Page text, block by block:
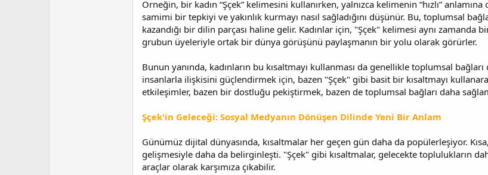
Örneğin, bir kadın “Şçek” kelimesini kullanırken, yalnızca kelimenin “hızlı”
samimi bir tepkiyi ve yakınlık kurmayı nasıl sağladığını düşünür. Bu, toplumsal
kazandığı bir dilin parçası haline gelir. Kadınlar için, "Şçek" kelimesi aynı
grubun üyeleriyle ortak bir dünya görüşünü paylaşmanın bir yolu olarak görürler.
Bunun yanında, kadınların bu kısaltmayı kullanması da genellikle toplumsal
insanlarla ilişkisini güçlendirmek için, bazen "Şçek" gibi basit bir kısaltmayı
etkileşimler, bazen bir dostluğu pekiştirmek, bazen de toplumsal bağları daha
Şçek'in Geleceği: Sosyal Medyanın Dönüşen Dilinde Yeni Bir Anlam
Günümüz dijital dünyasında, kısaltmalar her geçen gün daha da popülerleşiyor.
gelişmesiyle daha da belirginleşti. "Şçek" gibi kısaltmalar, gelecekte toplulukların
araçlar olarak karşımıza çıkabilir.